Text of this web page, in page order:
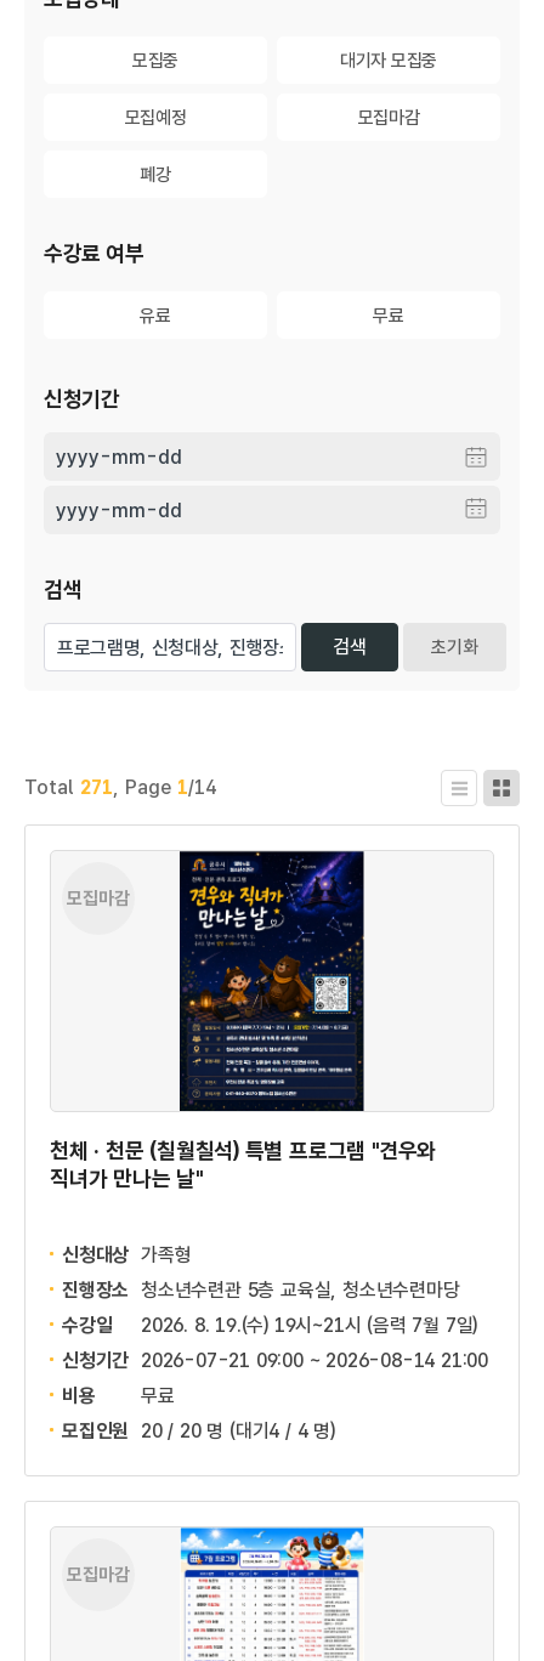
모집중 대기자 모집중대기자 모집중
모집예정 모집마감
폐강
수강료 여부
유료 무료
신청기간
검색
초기화
Total 271, Page 1/14
모집마감
천체 · 천문 (칠월칠석) 특별 프로그램 "견우와
직녀가 만나는 날"
신청대상 가족형
진행장소 청소년수련관 5층 교육실, 청소년수련마당
수강일
2026. 8. 19.(수) 19시~21시 (음력 7월 7일)
신청기간 2026-07-21 09:00 ~ 2026-08-14 21:00
비용
무료
모집인원
20 / 20 명 (대기4 / 4 명)
모집마감